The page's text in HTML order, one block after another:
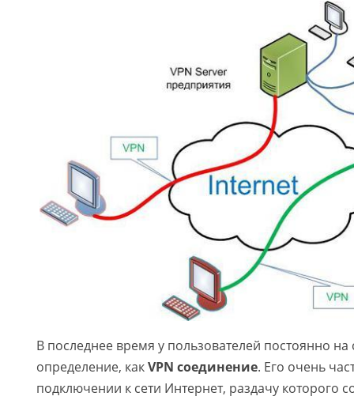
В последнее время у пользователей постоянно на
определение, какVPN соединение. Его очень
подключении к сети Интернет, раздачу которого